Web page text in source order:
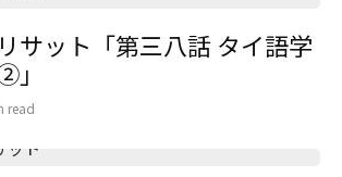
サット「第三八話 タイ語学
read